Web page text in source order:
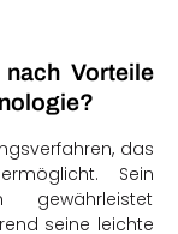
Vorteile
das
Sein
gewährleistet
seine leichte